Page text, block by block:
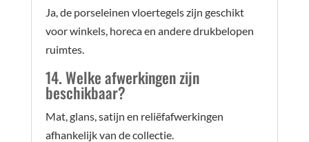
Ja, de porseleinen vloertegels zijn geschikt
voor winkels, horeca en andere drukbelopen
ruimtes.
14. Welke afwerkingen zijn
beschikbaar?
Mat, glans, satijn en reliëfafwerkingen
afhankelijk van de collectie.